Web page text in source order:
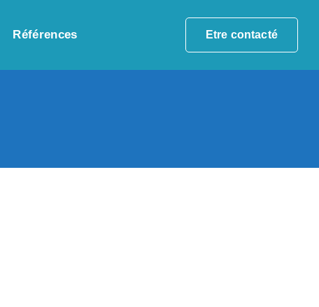
Références Etre contacté